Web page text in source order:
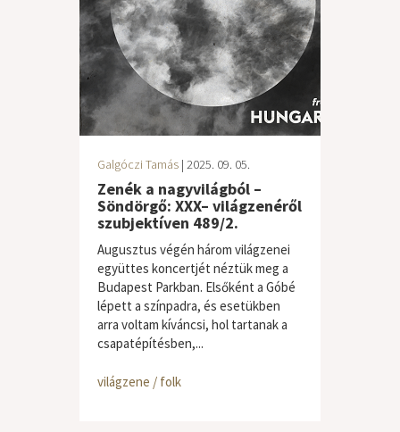
Galgóczi Tamás | 2025. 09. 05.
Zenék a nagyvilágból –
Söndörgő: XXX– világzenéről
szubjektíven 489/2.
Augusztus végén három világzenei
együttes koncertjét néztük meg a
Budapest Parkban. Elsőként a Góbé
lépett a színpadra, és esetükben
arra voltam kíváncsi, hol tartanak a
csapatépítésben,...
világzene / folk